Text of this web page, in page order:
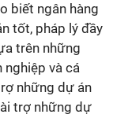
biết ngân hàng
tốt, pháp lý đầy
trên những
nghiệp và cá
những dự án
trợ những dự